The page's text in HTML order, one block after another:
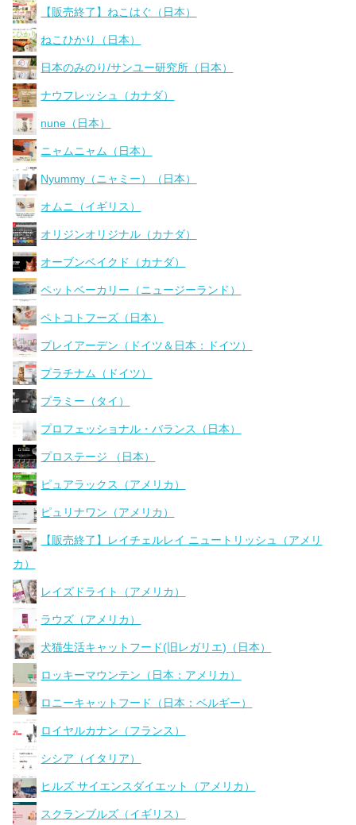
【販売終了】ねこはぐ（日本）
ねこひかり（日本）
日本のみのり/サンユー研究所（日本）
ナウフレッシュ（カナダ）
nune（日本）
ニャムニャム（日本）
Nyummy（ニャミー）（日本）
オムニ（イギリス）
オリジンオリジナル（カナダ）
オーブンベイクド（カナダ）
ペットベーカリー（ニュージーランド）
ペトコトフーズ（日本）
プレイアーデン（ドイツ＆日本：ドイツ）
プラチナム（ドイツ）
プラミー（タイ）
プロフェッショナル・バランス（日本）
プロステージ （日本）
ピュアラックス（アメリカ）
ピュリナワン（アメリカ）
【販売終了】レイチェルレイ ニュートリッシュ（アメリ
カ）
レイズドライト（アメリカ）
ラウズ（アメリカ）
犬猫生活キャットフード(旧レガリエ)（日本）
ロッキーマウンテン（日本：アメリカ）
ロニーキャットフード（日本：ベルギー）
ロイヤルカナン（フランス）
シシア（イタリア）
ヒルズ サイエンスダイエット（アメリカ）
スクランブルズ（イギリス）